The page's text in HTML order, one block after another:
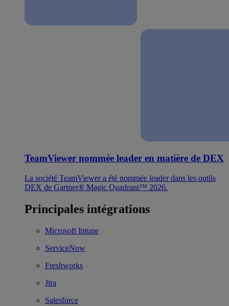
TeamViewer nommée leader en matière de DEX
La société TeamViewer a été nommée leader dans les outils
DEX de Gartner® Magic Quadrant™ 2026.
Principales intégrations
Microsoft Intune
ServiceNow
Freshworks
Jira
Salesforce